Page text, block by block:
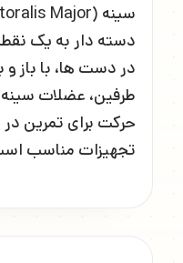
دسته دار به یک
در دست ها، با باز
طرفین، عضلات
حرکت برای تمرین
تجهیزات مناسب